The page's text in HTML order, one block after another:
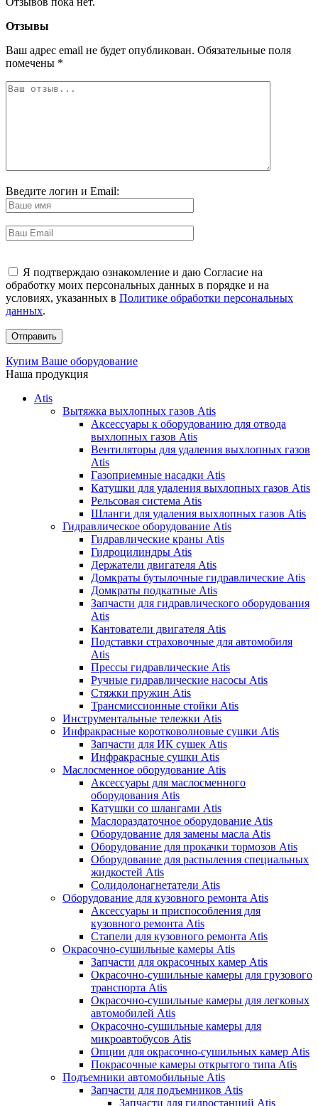
Отзывы
Ваш адрес email не будет опубликован. Обязательные поля
помечены *
Введите логин и Email:
Я подтверждаю ознакомление и даю Согласие на
обработку моих персональных данных в порядке и на
условиях, указанных в Политике обработки персональных
данных.
Купим Ваше оборудование
Наша продукция
Atis
Вытяжка выхлопных газов Atis
Аксессуары к оборудованию для отвода
выхлопных газов Atis
Вентиляторы для удаления выхлопных газов
Atis
Газоприемные насадки Atis
Катушки для удаления выхлопных газов Atis
Рельсовая система Atis
Шланги для удаления выхлопных газов Atis
Гидравлическое оборудование Atis
Гидравлические краны Atis
Гидроцилиндры Atis
Держатели двигателя Atis
Домкраты бутылочные гидравлические Atis
Домкраты подкатные Atis
Запчасти для гидравлического оборудования
Atis
Кантователи двигателя Atis
Подставки страховочные для автомобиля
Atis
Прессы гидравлические Atis
Ручные гидравлические насосы Atis
Стяжки пружин Atis
Трансмиссионные стойки Atis
Инструментальные тележки Atis
Инфракрасные коротковолновые сушки Atis
Запчасти для ИК сушек Atis
Инфракрасные сушки Atis
Маслосменное оборудование Atis
Аксессуары для маслосменного
оборудования Atis
Катушки со шлангами Atis
Маслораздаточное оборудование Atis
Оборудование для замены масла Atis
Оборудование для прокачки тормозов Atis
Оборудование для распыления специальных
жидкостей Atis
Солидолонагнетатели Atis
Оборудование для кузовного ремонта Atis
Аксессуары и приспособления для
кузовного ремонта Atis
Стапели для кузовного ремонта Atis
Окрасочно-сушильные камеры Atis
Запчасти для окрасочных камер Atis
Окрасочно-сушильные камеры для грузового
транспорта Atis
Окрасочно-сушильные камеры для легковых
автомобилей Atis
Окрасочно-сушильные камеры для
микроавтобусов Atis
Опции для окрасочно-сушильных камер Atis
Покрасочные камеры открытого типа Atis
Подъемники автомобильные Atis
Запчасти для подъемников Atis
Запчасти для гидростанций Atis